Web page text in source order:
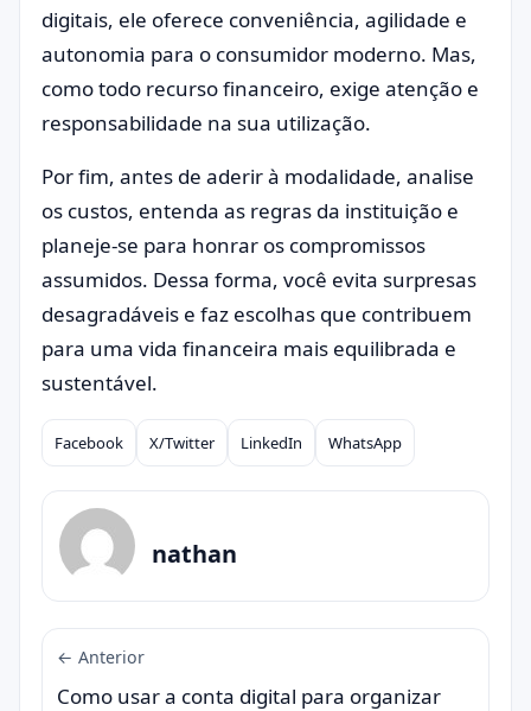
digitais, ele oferece conveniência, agilidade e
autonomia para o consumidor moderno. Mas,
como todo recurso financeiro, exige atenção e
responsabilidade na sua utilização.
Por fim, antes de aderir à modalidade, analise
os custos, entenda as regras da instituição e
planeje-se para honrar os compromissos
assumidos. Dessa forma, você evita surpresas
desagradáveis e faz escolhas que contribuem
para uma vida financeira mais equilibrada e
sustentável.
Compartilhar
Facebook X/Twitter LinkedIn WhatsApp
nathan
← Anterior
Como usar a conta digital para organizar